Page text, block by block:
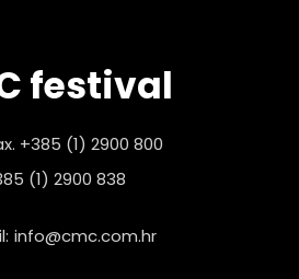
festival
+385 (1) 2900 800
(1) 2900 838
info@cmc.com.hr